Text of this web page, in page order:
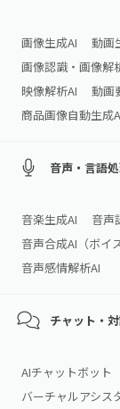
画像生成AI 動画
画像認識・画像解
映像解析AI
動画
商品画像自動生成
音声・言語
音楽生成AI 音声
音声合成AI（ボイ
音声感情解析AI
チャット・
AIチャットボット
バーチャルアシス